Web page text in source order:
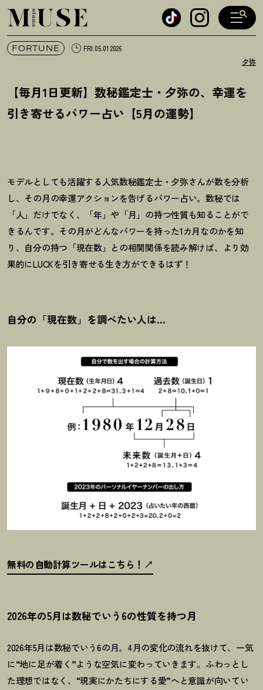
オトナミューズ ウェブ
FORTUNE FRI.05.01 2026
夕弥
【毎月1日更新】数秘鑑定士・夕弥の、幸運を
引き寄せるパワー占い【5月の運勢】
モデルとしても活躍する人気数秘鑑定士・夕弥さんが数を分析
し、その月の幸運アクションを告げるパワー占い。数秘では
「人」だけでなく、「年」や「月」の持つ性質も知ることがで
きるんです。その月がどんなパワーを持った1カ月なのかを知
り、自分の持つ「現在数」との相関関係を読み解けば、より効
果的にLUCKを引き寄せる生き方ができるはず ！
自分の「現在数」を調べたい人は…
無料の自動計算ツールはこちら ！
2026年の5月は数秘でいう6の性質を持つ月
2026年5月は数秘でいう6の月。 4月の変化の流れを抜けて、一気
に“地に足が着く ”ような空気に変わっていきます。ふわっとし
た理想ではなく、 “現実にかたちにする愛”へと意識が向いてい